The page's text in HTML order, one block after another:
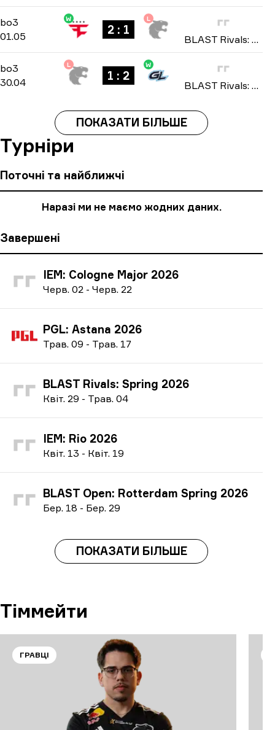
bo3 -bo3
01.05
W
2 : 1
L
BLAST Rivals: Spring 2026
bo3 -bo3
30.04
L
1 : 2
W
BLAST Rivals: Spring 2026
ПОКАЗАТИ БІЛЬШЕ
Турніри
Поточні та найближчі
Наразі ми не маємо жодних даних.
Завершені
IEM: Cologne Major 2026
Черв. 02 - Черв. 22
PGL: Astana 2026
Трав. 09 - Трав. 17
BLAST Rivals: Spring 2026
Квіт. 29 - Трав. 04
IEM: Rio 2026
Квіт. 13 - Квіт. 19
BLAST Open: Rotterdam Spring 2026
Бер. 18 - Бер. 29
ПОКАЗАТИ БІЛЬШЕ
Тіммейти
ГРАВЦІ